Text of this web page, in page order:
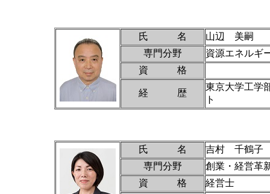
氏 名
山辺 美嗣
専門分野
資源エネルギ
資 格
経 歴
東京大学工学
ト
氏 名
吉村 千鶴子
専門分野
創業・経営革
資 格
経営士